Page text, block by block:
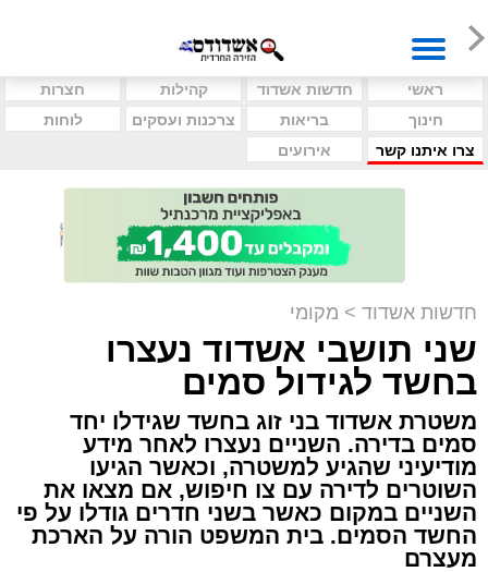
ראשי חדשות אשדוד קהילות
חצרות
חינוך
בריאות צרכנות ועסקים
לוחות
צרו איתנו קשר
אירועים
חדשות אשדוד > מקומי
שני תושבי אשדוד נעצרו
בחשד לגידול סמים
משטרת אשדוד בני זוג בחשד שגידלו יחד
סמים בדירה. השניים נעצרו לאחר מידע
מודיעיני שהגיע למשטרה, וכאשר הגיעו
השוטרים לדירה עם צו חיפוש, אם מצאו את
השניים במקום כאשר בשני חדרים גודלו על פי
החשד הסמים. בית המשפט הורה על הארכת
מעצרם